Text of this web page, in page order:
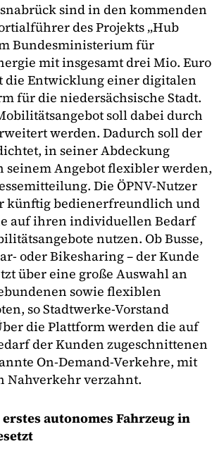
sind in den kommenden
des Projekts „Hub
Bundesministerium für
mit insgesamt drei Mio. Euro
die Entwicklung einer digitalen
für die niedersächsische Stadt.
soll dabei durch
werden. Dadurch soll der
in seiner Abdeckung
Angebot flexibler werden,
Die ÖPNV-Nutzer
künftig bedienerfreundlich und
auf ihren individuellen Bedarf
nutzen. Ob Busse,
oder Bikesharing – der Kunde
über eine große Auswahl an
sowie flexiblen
so Stadtwerke-Vorstand
die Plattform werden die auf
der Kunden zugeschnittenen
On-Demand-Verkehre, mit
Nahverkehr verzahnt.
autonomes Fahrzeug in